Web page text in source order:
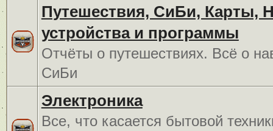
Путешествия, СиБи, Карты,
устройства и программы
Отчёты о путешествиях. Всё о
СиБи
Электроника
Все, что касается бытовой